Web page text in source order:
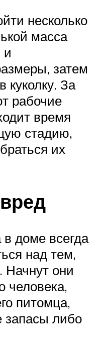
несколько
масса
и
затем
куколку. За
рабочие
время
стадию,
их
доме всегда
над тем,
Начнут они
человека,
питомца,
запасы либо